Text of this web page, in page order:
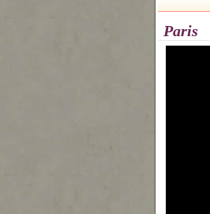
Paris